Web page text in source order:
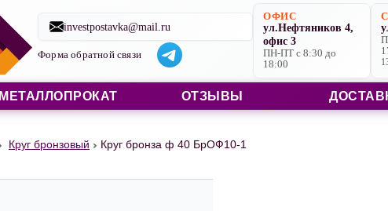
Строительные материалы со склада в Ярославле и на заказ
investpostavka@mail.ru
Форма обратной связи
ОФИС
ул.Нефтяников 4,
офис 3
ПН-ПТ с 8:30 до
18:00
МЕТАЛЛОПРОКАТ ОТЗЫВЫ
Круг бронзовый Круг бронза ф 40 БрОФ10-1